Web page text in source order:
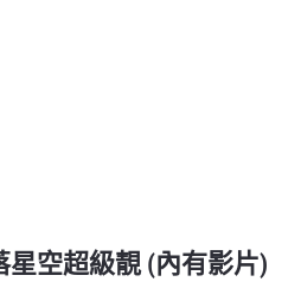
星空超級靚 (內有影片)